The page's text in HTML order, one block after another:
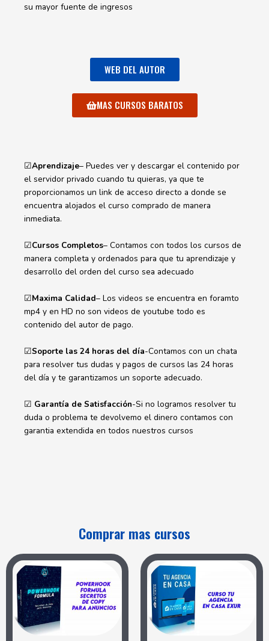
su mayor fuente de ingresos
WEB DEL AUTOR
MAS CURSOS BARATOS
☑Aprendizaje– Puedes ver y descargar el contenido por
el servidor privado cuando tu quieras, ya que te
proporcionamos un link de acceso directo a donde se
encuentra alojados el curso comprado de manera
inmediata.
☑Cursos Completos– Contamos con todos los cursos de
manera completa y ordenados para que tu aprendizaje y
desarrollo del orden del curso sea adecuado
☑Maxima Calidad– Los videos se encuentra en foramto
mp4 y en HD no son videos de youtube todo es
contenido del autor de pago.
☑Soporte las 24 horas del día-Contamos con un chata
para resolver tus dudas y pagos de cursos las 24 horas
del día y te garantizamos un soporte adecuado.
☑ Garantía de Satisfacción-Si no logramos resolver tu
duda o problema te devolvemo el dinero contamos con
garantia extendida en todos nuestros cursos
Comprar mas cursos